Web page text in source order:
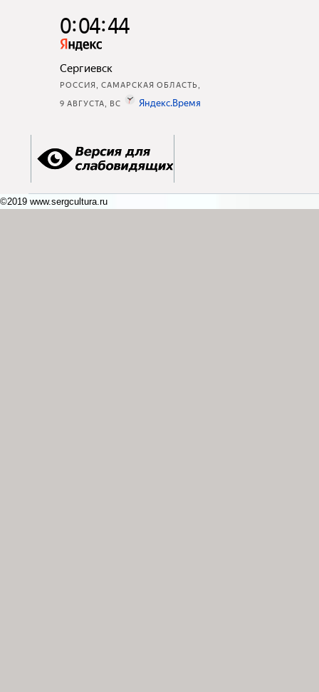
©2019 www.sergcultura.ru